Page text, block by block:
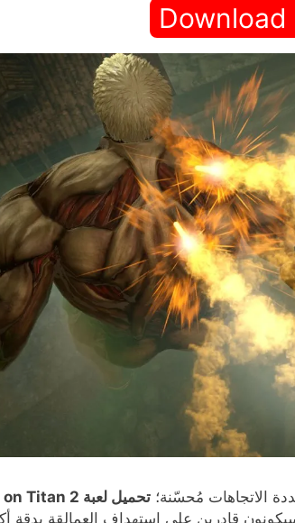
Download
الاتجاهات مُحسّنة؛ تحميل لعبة Attack on Titan 2
قادرين على استهداف العمالقة بدقة